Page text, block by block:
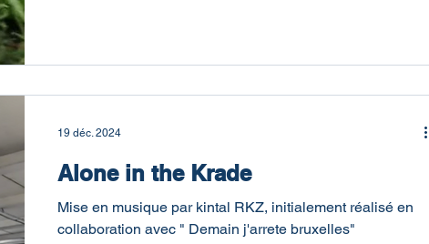
Alone in the Krade
Mise en musique par kintal RKZ, initialement réalisé en
collaboration avec " Demain j'arrete bruxelles"
19 déc. 2024